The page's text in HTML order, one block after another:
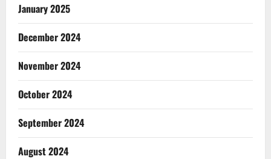
January 2025
December 2024
November 2024
October 2024
September 2024
August 2024